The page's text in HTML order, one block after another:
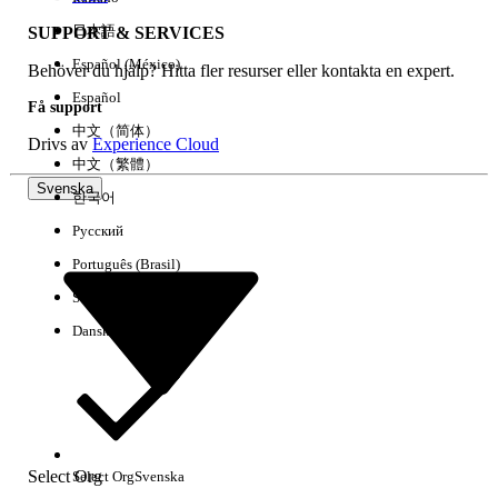
Rensa alla Klart
Här är några söktips
Kontrollera stavningen av dina nyckelord.
SUPPORT & SERVICES
Behöver du hjälp? Hitta fler resurser eller kontakta en expert.
Få support
Drivs avExperience Cloud
Svenska
Select Org
日本語
Español (México)
Español
中文（简体）
中文（繁體）
한국어
Русский
Português (Brasil)
Suomi
Dansk
Select OrgSvenska